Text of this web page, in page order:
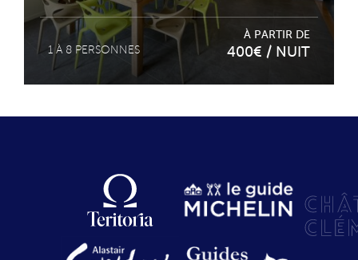
1 À 8 PERSONNES
À PARTIR DE
400€ / NUIT